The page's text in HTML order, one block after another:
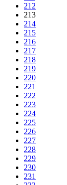
212
213
214
215
216
217
218
219
220
221
222
223
224
225
226
227
228
229
230
231